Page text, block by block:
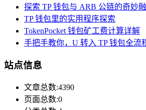
探索 TP 钱包与 ARB 公链的奇妙
TP 钱包里的实用程序探索
TokenPocket 钱包矿工费计算详解
手把手教你，U 转入 TP 钱包全流
站点信息
文章总数:4390
页面总数:0